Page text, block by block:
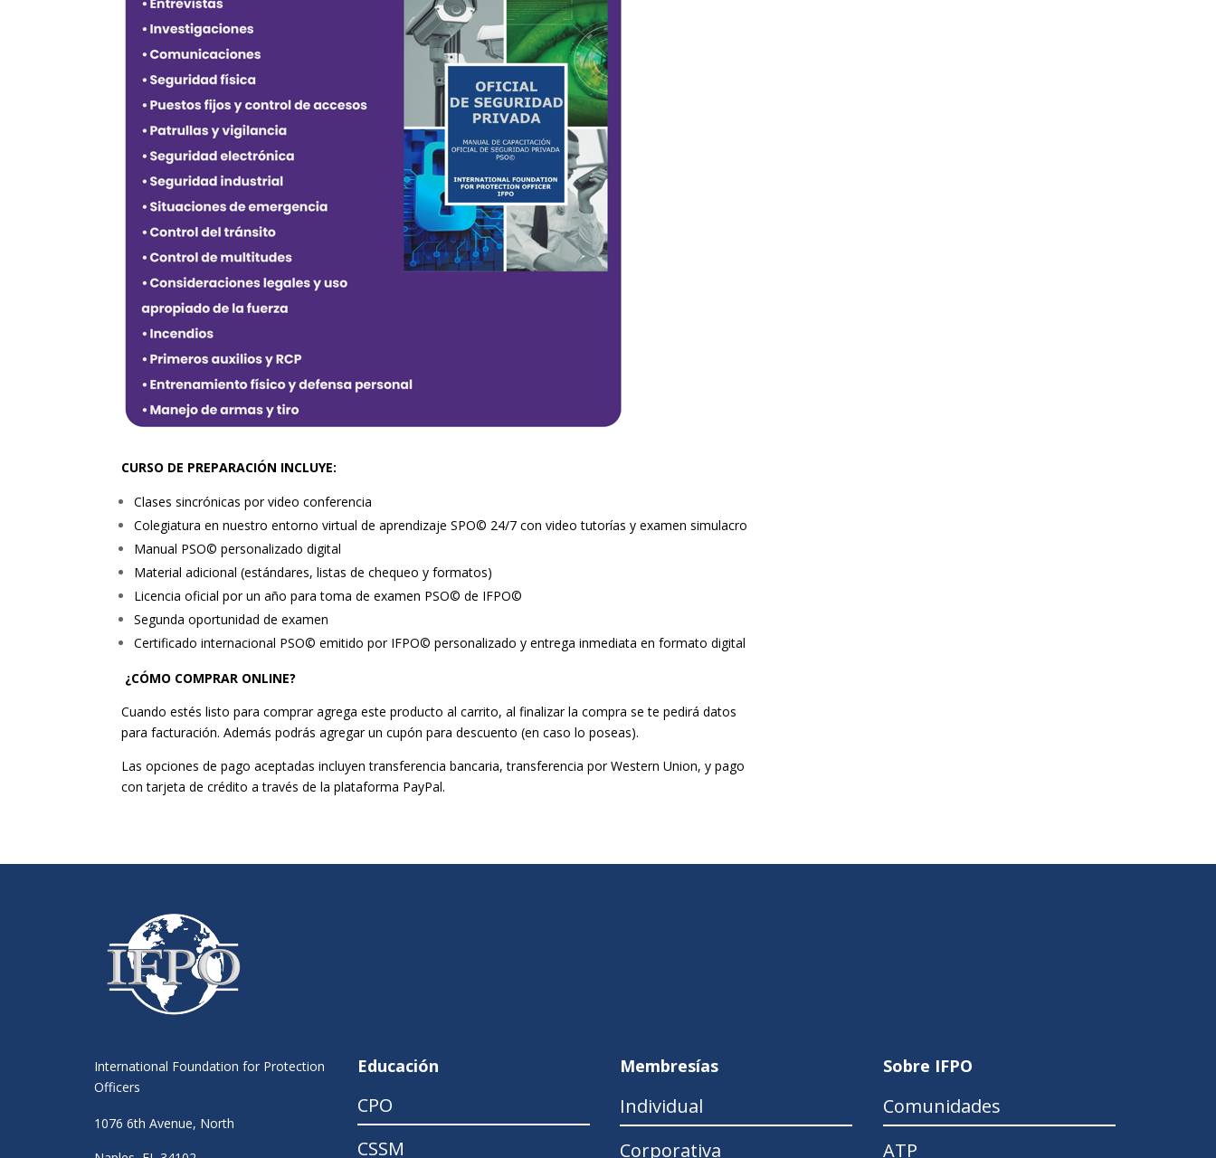
CURSO DE PREPARACIÓN INCLUYE:
Clases sincrónicas por video conferencia
Colegiatura en nuestro entorno virtual de aprendizaje SPO© 24/7 con video tutorías y examen simulacro
Manual PSO© personalizado digital
Material adicional (estándares, listas de chequeo y formatos)
Licencia oficial por un año para toma de examen PSO© de IFPO©
Segunda oportunidad de examen
Certificado internacional PSO© emitido por IFPO© personalizado y entrega inmediata en formato digital
¿CÓMO COMPRAR ONLINE?
Cuando estés listo para comprar agrega este producto al carrito, al finalizar la compra se te pedirá datos
para facturación. Además podrás agregar un cupón para descuento (en caso lo poseas).
Las opciones de pago aceptadas incluyen transferencia bancaria, transferencia por Western Union, y pago
con tarjeta de crédito a través de la plataforma PayPal.
International Foundation for Protection
Officers
1076 6th Avenue, North
Educación
CPO
CSSM
Membresías
Individual
Corporativa
Sobre IFPO
Comunidades
ATP